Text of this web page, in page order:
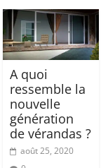
A quoi
ressemble la
nouvelle
génération
de vérandas ?
août 25, 2020